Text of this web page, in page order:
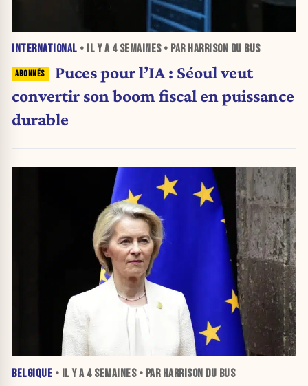
INTERNATIONAL • IL Y A 4 SEMAINES• PAR HARRISON DU BUS
Puces pour l’IA : Séoul veut
convertir son boom fiscal en puissance
durable
BELGIQUE • IL Y A 4 SEMAINES• PAR HARRISON DU BUS